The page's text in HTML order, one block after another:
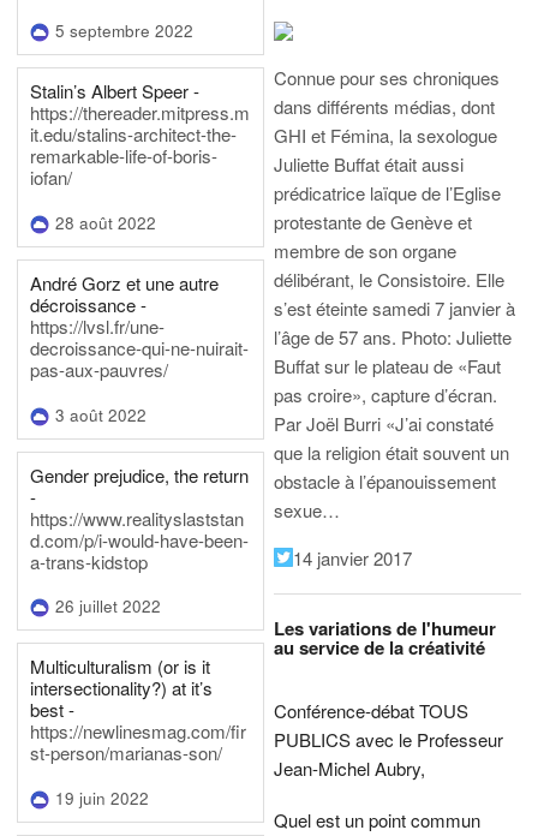
5 septembre 2022
Stalin’s Albert Speer -
https://thereader.mitpress.m
it.edu/stalins-architect-the-
remarkable-life-of-boris-
iofan/
28 août 2022
André Gorz et une autre
décroissance -
https://lvsl.fr/une-
decroissance-qui-ne-nuirait-
pas-aux-pauvres/
3 août 2022
Gender prejudice, the return
-
https://www.realityslaststan
d.com/p/i-would-have-been-
a-trans-kidstop
26 juillet 2022
Multiculturalism (or is it
intersectionality?) at it’s
best -
https://newlinesmag.com/fir
st-person/marianas-son/
19 juin 2022
Connue pour ses chroniques
dans différents médias, dont
GHI et Fémina, la sexologue
Juliette Buffat était aussi
prédicatrice laïque de l’Eglise
protestante de Genève et
membre de son organe
délibérant, le Consistoire. Elle
s’est éteinte samedi 7 janvier à
l’âge de 57 ans. Photo: Juliette
Buffat sur le plateau de «Faut
pas croire», capture d’écran.
Par Joël Burri «J’ai constaté
que la religion était souvent un
obstacle à l’épanouissement
sexue…
14 janvier 2017
Les variations de l'humeur
au service de la créativité
Conférence-débat TOUS
PUBLICS avec le Professeur
Jean-Michel Aubry,
Quel est un point commun